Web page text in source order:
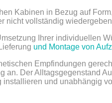
Kabinen in Bezug auf
nicht vollständig
Ihrer individuellen
und Montage von
Empfindungen
an. Der Alltagsgegenstand
und unabhängig